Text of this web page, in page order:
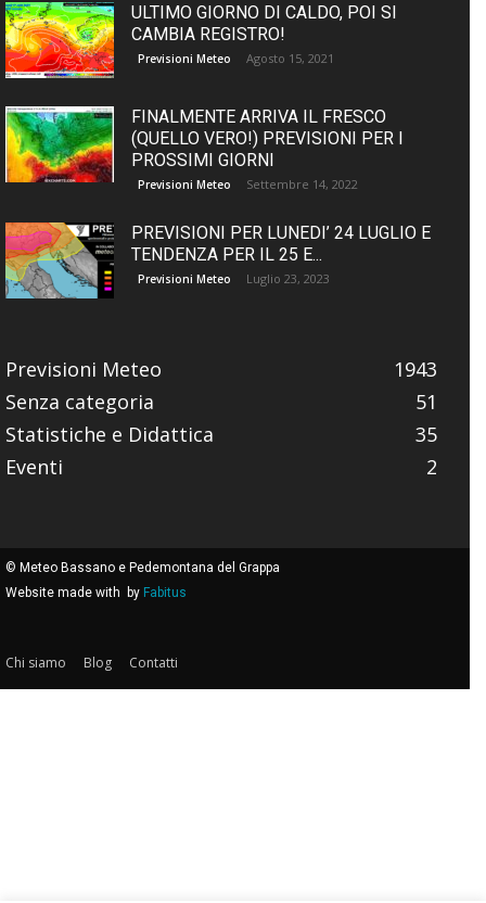
ULTIMO GIORNO DI CALDO, POI SI
CAMBIA REGISTRO!
Previsioni Meteo Agosto 15, 2021
FINALMENTE ARRIVA IL FRESCO
(QUELLO VERO!) PREVISIONI PER I
PROSSIMI GIORNI
Previsioni Meteo Settembre 14, 2022
PREVISIONI PER LUNEDI’ 24 LUGLIO E
TENDENZA PER IL 25 E...
Previsioni Meteo Luglio 23, 2023
Previsioni Meteo
1943
Senza categoria
51
Statistiche e Didattica
35
Eventi
2
© Meteo Bassano e Pedemontana del Grappa
Website made with
by Fabitus
Chi siamo Blog Contatti